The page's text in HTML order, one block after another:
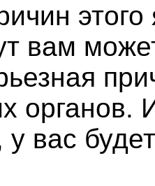
вам
органов.
вас